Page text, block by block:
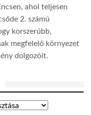
ahol teljesen
2. számú
korszerűbb,
megfelelő környezet
dolgozóit.